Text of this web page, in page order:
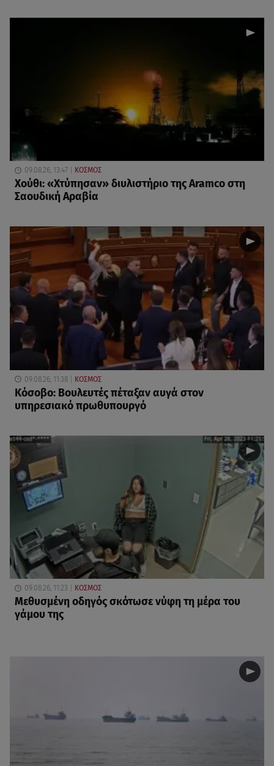
09.08.26, 13:47 ΚΟΣΜΟΣ
Χούθι: «Χτύπησαν» διυλιστήριο της Aramco στη
Σαουδική Αραβία
09.08.26, 11:38 ΚΟΣΜΟΣ
Κόσοβο: Βουλευτές πέταξαν αυγά στον
υπηρεσιακό πρωθυπουργό
09.08.26, 11:23 ΚΟΣΜΟΣ
Μεθυσμένη οδηγός σκότωσε νύφη τη μέρα του
γάμου της